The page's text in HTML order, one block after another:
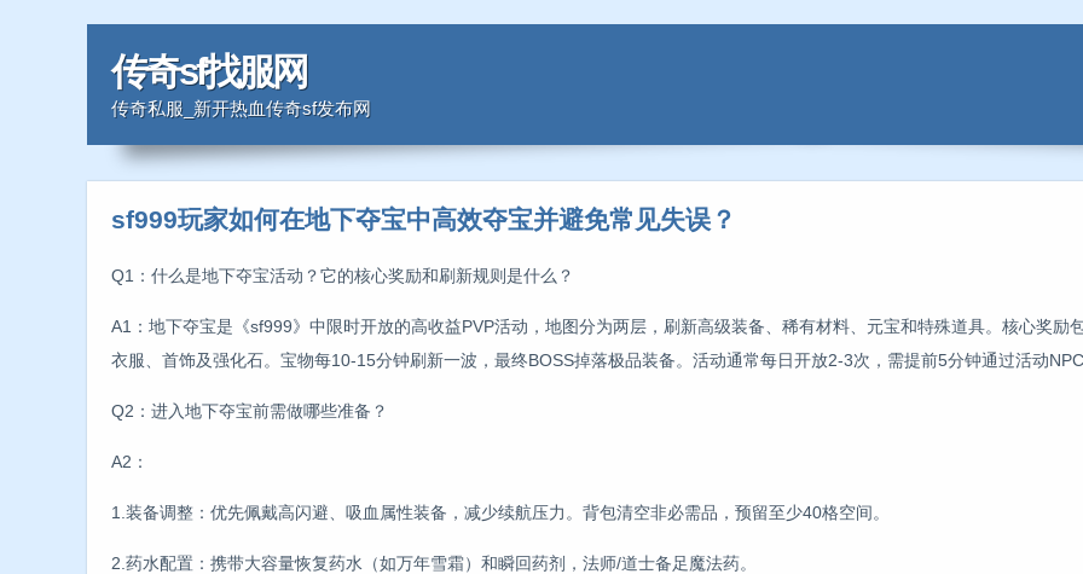
传奇sf找服网
传奇私服_新开热血传奇sf发布网
sf999玩家如何在地下夺宝中高效夺宝并避免常见失误？
Q1：什么是地下夺宝活动？它的核心奖励和刷新规则是什么？
A1：地下夺宝是《sf999》中限时开放的高收益PVP活动，地图分为两层，刷新高级装备、稀有材料、元宝和特殊道具。核心奖励
衣服、首饰及强化石。宝物每10-15分钟刷新一波，最终BOSS掉落极品装备。活动通常每日开放2-3次，需提前5分钟通过活动
Q2：进入地下夺宝前需做哪些准备？
A2：
1.装备调整：优先佩戴高闪避、吸血属性装备，减少续航压力。背包清空非必需品，预留至少40格空间。
2.药水配置：携带大容量恢复药水（如万年雪霜）和瞬回药剂，法师/道士备足魔法药。